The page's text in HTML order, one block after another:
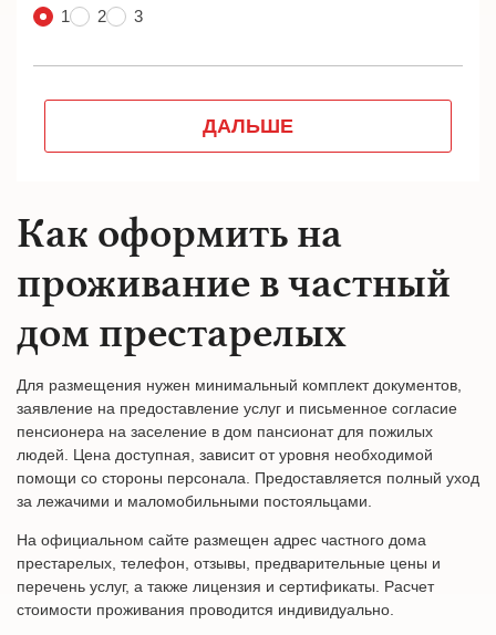
Как оформить на
проживание в частный
дом престарелых
Для размещения нужен минимальный комплект документов,
заявление на предоставление услуг и письменное согласие
пенсионера на заселение в дом пансионат для пожилых
людей. Цена доступная, зависит от уровня необходимой
помощи со стороны персонала. Предоставляется полный уход
за лежачими и маломобильными постояльцами.
На официальном сайте размещен адрес частного дома
престарелых, телефон, отзывы, предварительные цены и
перечень услуг, а также лицензия и сертификаты. Расчет
стоимости проживания проводится индивидуально.